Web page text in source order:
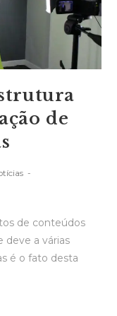
de
de conteúdos
deve a várias
é o fato desta